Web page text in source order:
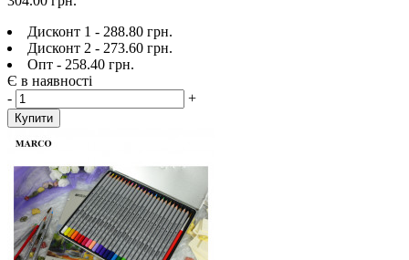
Дисконт 1 - 288.80 грн.
Дисконт 2 - 273.60 грн.
Опт - 258.40 грн.
Є в наявності
-
+
Купити